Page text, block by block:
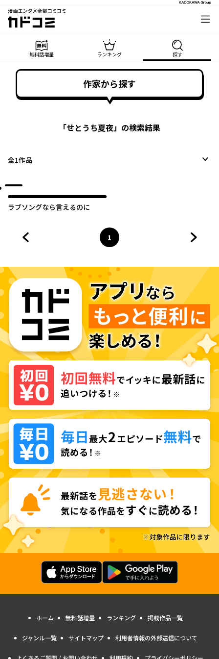
漫画エンタメ全部コミコミ
カドコミ
無料話増量 ランキング 探す
作家から探す
「せとうち夏夜」の検索結果
全1作品
ラブソングなら言えるのに
ページ
1
へ
ホーム 無料話増量 ランキング 掲載作品一覧
ジャンル一覧 サイトマップ 利用者情報の外部送信について